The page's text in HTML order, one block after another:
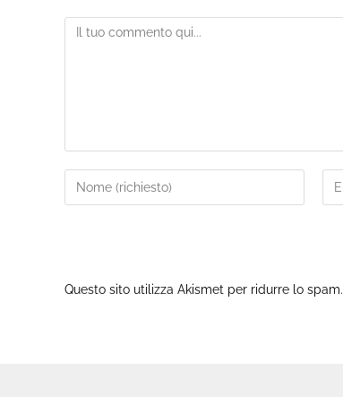
Questo sito utilizza Akismet per ridurre lo spam.